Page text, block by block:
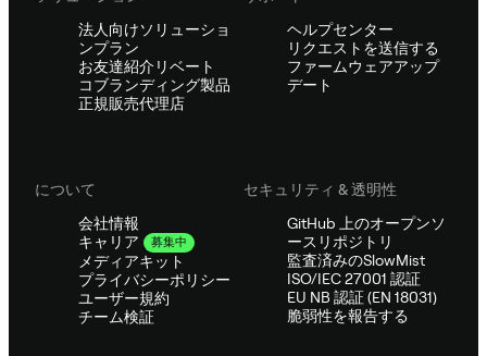
法人向けソリューショ
ンプラン
お友達紹介リベート
コブランディング製品
正規販売代理店
ヘルプセンター
リクエストを送信する
ファームウェアアップ
デート
について
会社情報
キャリア
募集中
メディアキット
プライバシーポリシー
ユーザー規約
チーム検証
セキュリティ & 透明性
GitHub 上のオープンソ
ースリポジトリ
監査済みのSlowMist
ISO/IEC 27001 認証
EU NB 認証 (EN 18031)
脆弱性を報告する